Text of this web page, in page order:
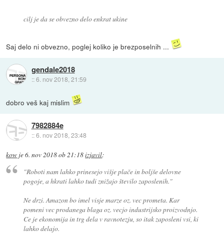
cilj je da se obvezno delo enkrat ukine
Saj delo ni obvezno, poglej koliko je brezposelnih ...
gendale2018
::6. nov 2018, 21:59
dobro veš kaj mislim
7982884e
::6. nov 2018, 23:48
kow je6. nov 2018 ob 21:18izjavil:
"Roboti nam lahko prinesejo višje plače in boljše delovne
pogoje, a hkrati lahko tudi znižajo število zaposlenih."
Ne drzi. Amazon bo imel visje marze oz. vec prometa. Kar
pomeni vec prodanega blaga oz. vecjo industrijsko proizvodnjo.
Ce je ekonomija in trg dela v ravnotezju, so itak zaposleni vsi, ki
lahko delajo.